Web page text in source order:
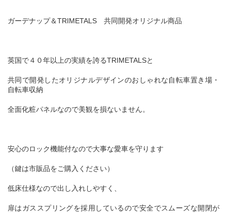
ガーデナップ＆TRIMETALS 共同開発オリジナル商品
英国で４０年以上の実績を誇るTRIMETALSと
共同で開発したオリジナルデザインのおしゃれな自転車置き場・
自転車収納
全面化粧パネルなので美観を損ないません。
安心のロック機能付なので大事な愛車を守ります
（鍵は市販品をご購入ください）
低床仕様なので出し入れしやすく、
扉はガススプリングを採用しているので安全でスムーズな開閉が